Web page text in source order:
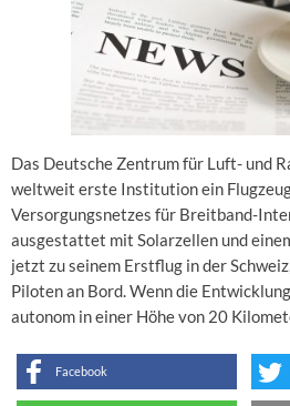
Das Deutsche Zentrum für Luft- und
weltweit erste Institution ein
Versorgungsnetzes für Breitband-
ausgestattet mit Solarzellen und
jetzt zu seinem Erstflug in der
Piloten an Bord. Wenn die
autonom in einer Höhe von 20
Facebook